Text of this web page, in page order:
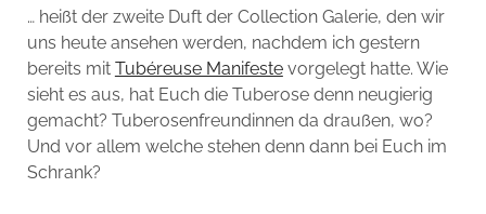
SCHLAGWORTE
LINK-SAMMLUNG
ARTIKEL-ARCHIV
ONLINE-SHOP
DAS ALZD-TEAM
… heißt der zweite Duft der Collection Galerie, den wir
uns heute ansehen werden, nachdem ich gestern
bereits mit Tubéreuse Manifestevorgelegt hatte. Wie
sieht es aus, hat Euch die Tuberose denn neugierig
gemacht? Tuberosenfreundinnen da draußen, wo?
Und vor allem welche stehen denn dann bei Euch im
Schrank?